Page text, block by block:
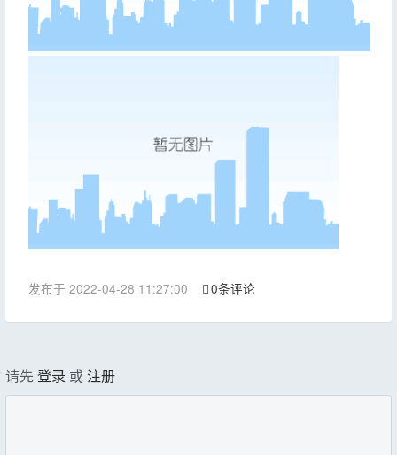
发布于 2022-04-28 11:27:00 0条评论
请先登录 或 注册